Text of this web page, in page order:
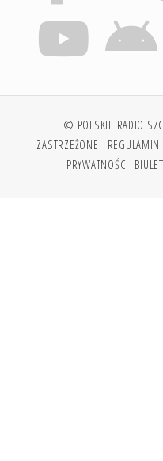
© POLSKIE RADIO
ZASTRZEŻONE. REGULAMIN
PRYWATNOŚCI